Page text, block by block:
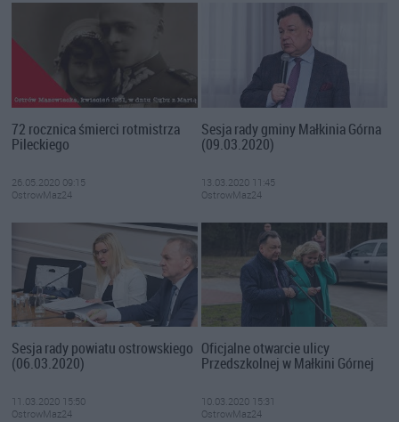
72 rocznica śmierci rotmistrza
Pileckiego
26.05.2020 09:15
OstrowMaz24
Sesja rady gminy Małkinia Górna
(09.03.2020)
13.03.2020 11:45
OstrowMaz24
Sesja rady powiatu ostrowskiego
(06.03.2020)
11.03.2020 15:50
OstrowMaz24
Oficjalne otwarcie ulicy
Przedszkolnej w Małkini Górnej
10.03.2020 15:31
OstrowMaz24